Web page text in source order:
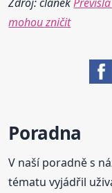
mohou zničit
Poradna
V naší poradně s
tématu vyjádřil